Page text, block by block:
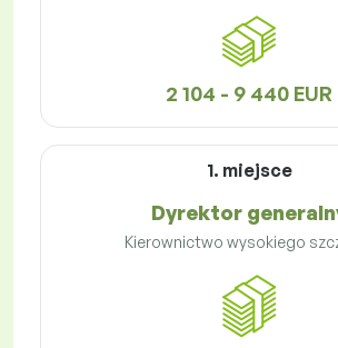
2 104 - 9 440 EUR
1. miejsce
Dyrektor
Kierownictwo wysokiego